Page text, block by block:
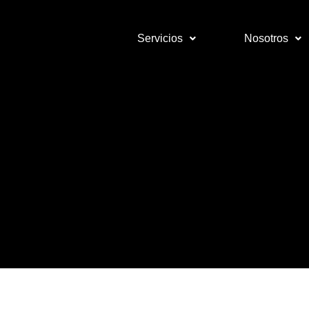
Servicios Nosotros